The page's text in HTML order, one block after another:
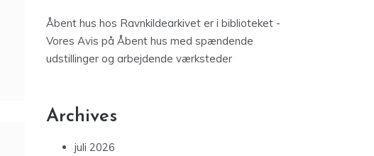
Åbent hus hos Ravnkildearkivet er i biblioteket -
Vores Avis på Åbent hus med spændende
udstillinger og arbejdende værksteder
Archives
juli 2026